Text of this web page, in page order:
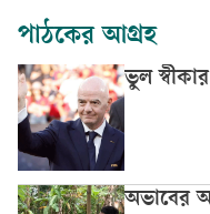
পাঠকের আগ্রহ
ভুল
অভাবের